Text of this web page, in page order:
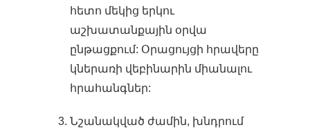
հետո մեկից երկու
աշխատանքային օրվա
ընթացքում: Օրացույցի հրավերը
կներառի վեբինարին միանալու
հրահանգներ:
Նշանակված ժամին, խնդրում